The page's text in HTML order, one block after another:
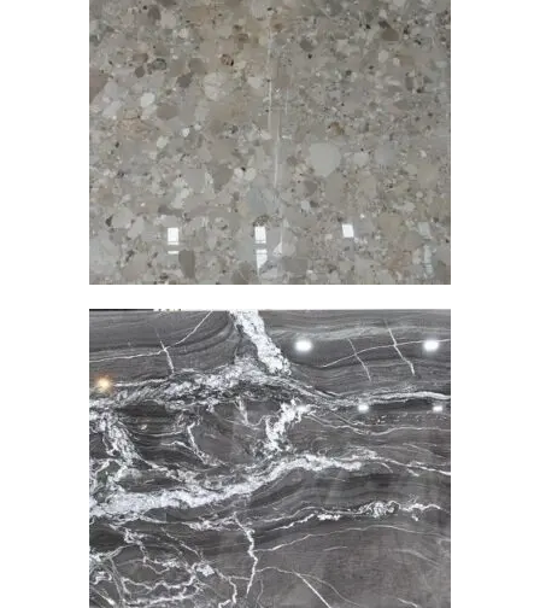
雨菲花
大理石
查看內容
雕刻黑亮面
大理石
查看內容